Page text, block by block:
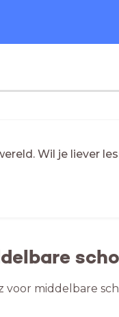
Wil je liever
middelbare